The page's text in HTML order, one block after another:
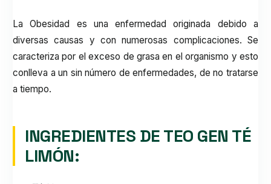
La Obesidad es una enfermedad originada debido a
diversas causas y con numerosas complicaciones. Se
caracteriza por el exceso de grasa en el organismo y esto
conlleva a un sin número de enfermedades, de no tratarse
a tiempo.
INGREDIENTES DE TEO GEN TÉ
LIMÓN: